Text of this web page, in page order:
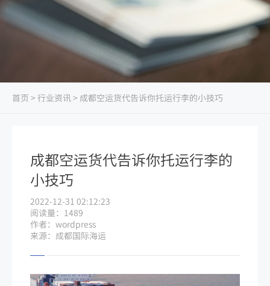
首页 > 行业资讯> 成都空运货代告诉你托运行李的小技巧
成都空运货代告诉你托运行李的
小技巧
2022-12-31 02:12:23
阅读量：1489
作者：wordpress
来源：成都国际海运